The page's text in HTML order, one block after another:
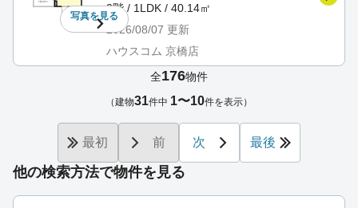
写真を見る
2階 / 1LDK / 40.14㎡
2026/08/07 更新
ハウスコム 京橋店
他の検索方法で物件を見る
全176物件
（建物31件中 1〜10件を表示）
最初 前 次 最後